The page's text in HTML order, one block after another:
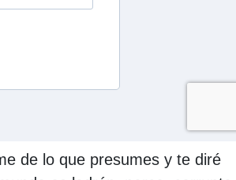
de lo que presumes y te diré